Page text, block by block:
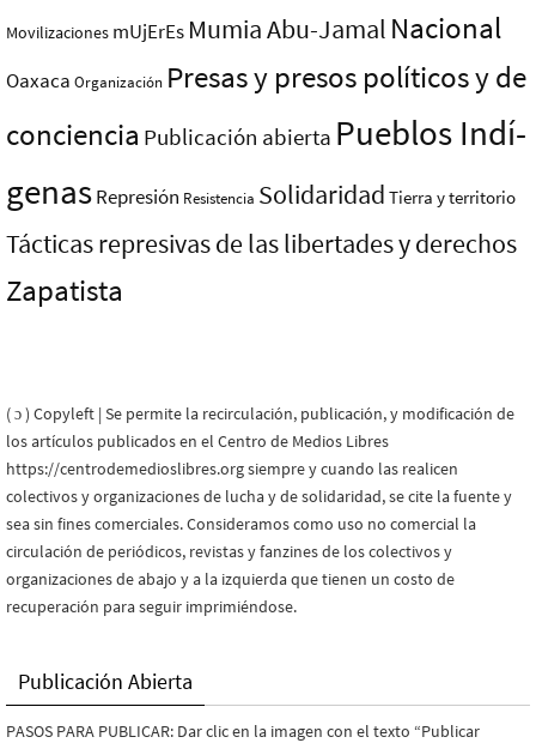
Movilizaciones mUjErEs Mumia Abu-Jamal Nacional
Oaxaca Organización Presas y presos polí­ticos y de
conciencia Publicación abierta Pueblos Indí­
genasRepresión Resistencia Solidaridad Tierra y territorio
Tácticas represivas de las libertades y derechos
Zapatista
( ɔ ) Copyleft | Se permite la recirculación, publicación, y modificación de
los artículos publicados en el Centro de Medios Libres
https://centrodemedioslibres.org siempre y cuando las realicen
colectivos y organizaciones de lucha y de solidaridad, se cite la fuente y
sea sin fines comerciales. Consideramos como uso no comercial la
circulación de periódicos, revistas y fanzines de los colectivos y
organizaciones de abajo y a la izquierda que tienen un costo de
recuperación para seguir imprimiéndose.
Publicación Abierta
PASOS PARA PUBLICAR: Dar clic en la imagen con el texto “Publicar